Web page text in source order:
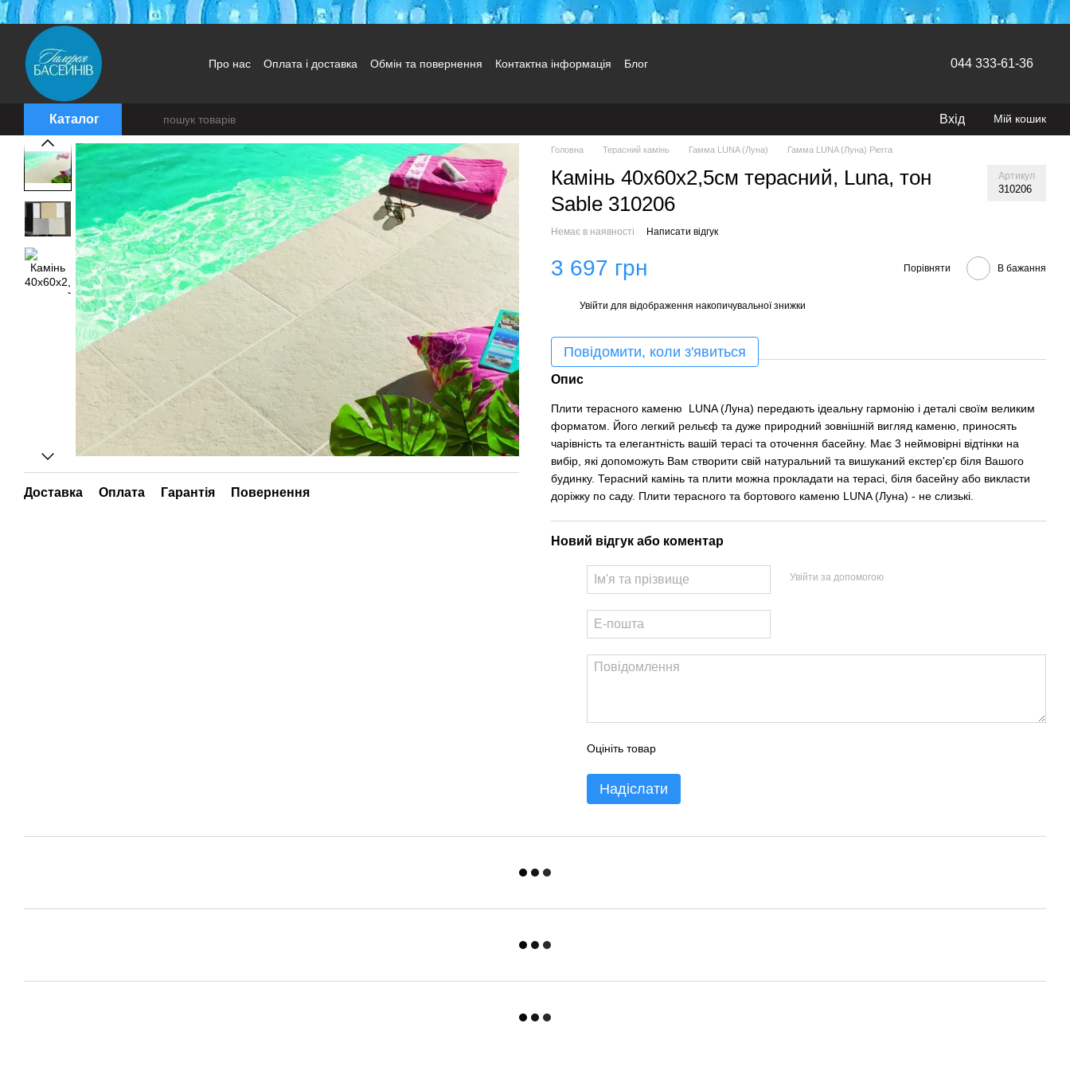
Перейти до основного контенту
Про нас Оплата і доставка Обмін та повернення Контактна інформація Блог 044 333-61-36
Каталог Вхід Мій кошик
Доставка Оплата Гарантія Повернення
Головна Терасний камінь Гамма LUNA (Луна) Гамма LUNA (Луна) Pierra
Камінь 40х60х2,5см терасний, Luna, тон
Sable 310206
Артикул
310206
Немає в наявності Написати відгук
3 697 грн Порівняти В бажання
Увійти для відображення накопичувальної знижки
Повідомити, коли з'явиться
Опис
Плити терасного каменю LUNA (Луна) передають ідеальну гармонію і деталі своїм великим
форматом. Його легкий рельєф та дуже природний зовнішній вигляд каменю, приносять
чарівність та елегантність вашій терасі та оточення басейну. Має 3 неймовірні відтінки на
вибір, які допоможуть Вам створити свій натуральний та вишуканий екстер'єр біля Вашого
будинку. Терасний камінь та плити можна прокладати на терасі, біля басейну або викласти
доріжку по саду. Плити терасного та бортового каменю LUNA (Луна) - не слизькі.
Новий відгук або коментар
Увійти за допомогою
Оцініть товар
Надіслати